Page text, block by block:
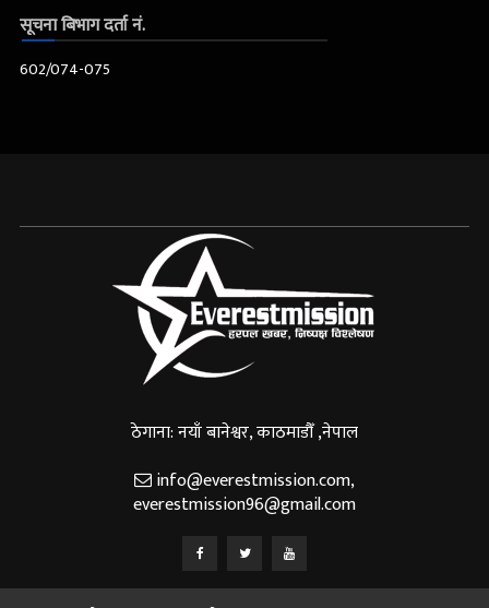
सूचना बिभाग दर्ता नं.
602/074-075
ठेगाना: नयाँ बानेश्वर, काठमाडौँ ,नेपाल
info@everestmission.com,
everestmission96@gmail.com